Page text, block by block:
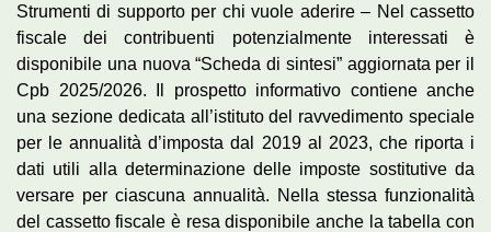
Strumenti di supporto per chi vuole aderire – Nel cassetto
fiscale dei contribuenti potenzialmente interessati è
disponibile una nuova “Scheda di sintesi” aggiornata per il
Cpb 2025/2026. Il prospetto informativo contiene anche
una sezione dedicata all’istituto del ravvedimento speciale
per le annualità d’imposta dal 2019 al 2023, che riporta i
dati utili alla determinazione delle imposte sostitutive da
versare per ciascuna annualità. Nella stessa funzionalità
del cassetto fiscale è resa disponibile anche la tabella con